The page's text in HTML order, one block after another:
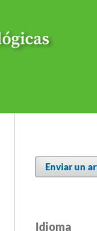
Enviar un
Idioma